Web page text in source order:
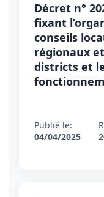
Décret n°
fixant
conseils
régionaux
districts et
Publié le:
04/04/2025